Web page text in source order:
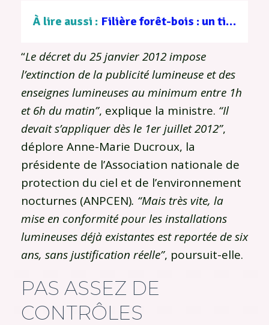
À lire aussi : Filière forêt-bois : un tissu d’entreprises au service d’une gestion durable
“Le décret du 25 janvier 2012 impose
l’extinction de la publicité lumineuse et des
enseignes lumineuses au minimum entre 1h
et 6h du matin”, explique la ministre. “Il
devait s’appliquer dès le 1er juillet 2012”,
déplore Anne-Marie Ducroux, la
présidente de l’Association nationale de
protection du ciel et de l’environnement
nocturnes (ANPCEN). “Mais très vite, la
mise en conformité pour les installations
lumineuses déjà existantes est reportée de six
ans, sans justification réelle”, poursuit-elle.
PAS ASSEZ DE
CONTRÔLES